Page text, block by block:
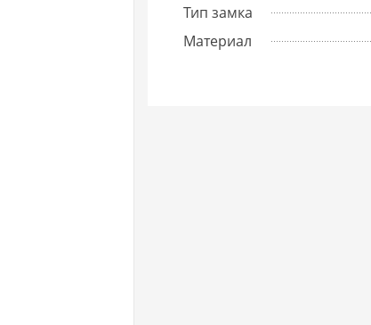
Тип замка
Материал